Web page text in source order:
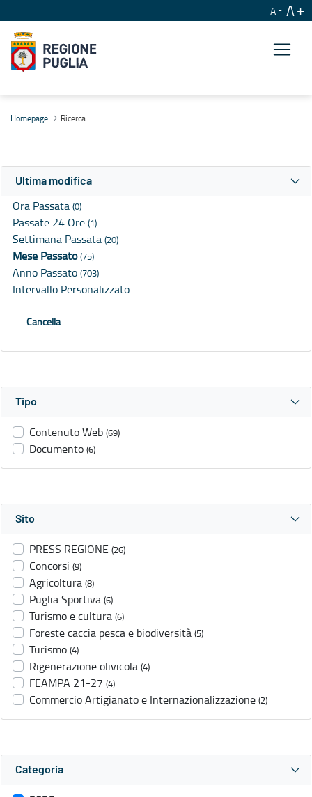
A A
Homepage Ricerca
Ultima modifica
Ora Passata (0)
Passate 24 Ore (1)
Settimana Passata (20)
Mese Passato(75)
Anno Passato (703)
Intervallo Personalizzato…
Cancella
Tipo
Contenuto Web (69)
Documento (6)
Sito
PRESS REGIONE (26)
Concorsi (9)
Agricoltura (8)
Puglia Sportiva (6)
Turismo e cultura (6)
Foreste caccia pesca e biodiversità (5)
Turismo (4)
Rigenerazione olivicola (4)
FEAMPA 21-27 (4)
Commercio Artigianato e Internazionalizzazione (2)
Categoria